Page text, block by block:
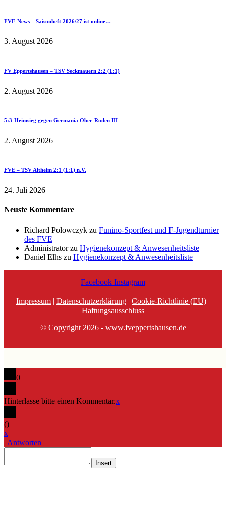
FVE-News – Saisonheft 2026/27 ist online…
3. August 2026
FV Eppertshausen – TSV Seckmauern 2:2 (1:1)
2. August 2026
5:3-Heimsieg gegen Germania Ober-Roden III
2. August 2026
FVE – TSV Altheim 2:1 (1:1) n.V.
24. Juli 2026
Neuste Kommentare
Richard Polowczyk zu Funino-Sportfest und F-Jugendturnier
des FVE
Administratorzu Hygienekonzept & Anwesenheitsliste
Daniel Elhs zu Hygienekonzept & Anwesenheitsliste
Facebook Instagram
Impressum | Datenschutzerklärung | Cookie-Richtlinie (EU) |
Haftungsausschluss
© Copyright 2026 - www.fveppertshausen.de
0
Hinterlasse bitte einen Kommentar.x
()
x
| Antworten
Insert